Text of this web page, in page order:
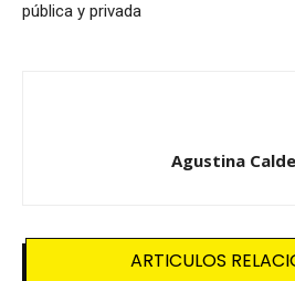
pública y privada
Agustina
ARTICULOS